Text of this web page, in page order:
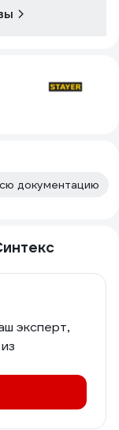
документацию
эксперт,